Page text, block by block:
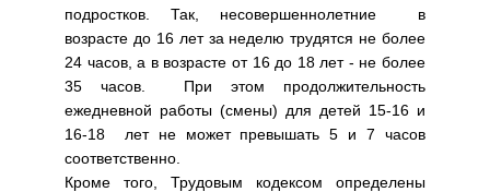
подростков. Так, несовершеннолетние в
возрасте до 16 лет за неделю трудятся не более
24 часов, а в возрасте от 16 до 18 лет - не более
35 часов. При этом продолжительность
ежедневной работы (смены) для детей 15-16 и
16-18 лет не может превышать 5 и 7 часов
соответственно.
Кроме того, Трудовым кодексом определены